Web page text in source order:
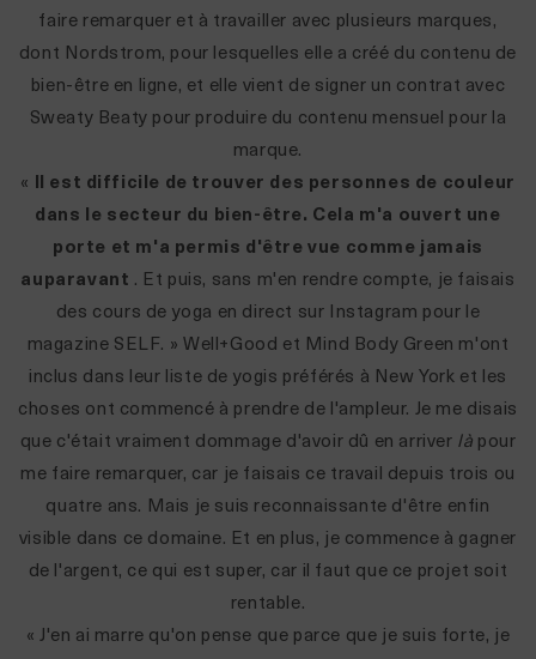
faire remarquer et à travailler avec plusieurs marques,
dont Nordstrom, pour lesquelles elle a créé du contenu de
bien-être en ligne, et elle vient de signer un contrat avec
Sweaty Beaty pour produire du contenu mensuel pour la
marque.
«
Il est difficile de trouver des personnes de couleur
dans le secteur du bien-être. Cela m'a ouvert une
porte et m'a permis d'être vue comme jamais
auparavant . Et puis, sans m'en rendre compte, je faisais
des cours de yoga en direct sur Instagram pour le
magazine SELF. » Well+Good et Mind Body Green m'ont
inclus dans leur liste de yogis préférés à New York et les
choses ont commencé à prendre de l'ampleur. Je me disais
que c'était vraiment dommage d'avoir dû en arriver là pour
me faire remarquer, car je faisais ce travail depuis trois ou
quatre ans. Mais je suis reconnaissante d'être enfin
visible dans ce domaine. Et en plus, je commence à gagner
de l'argent, ce qui est super, car il faut que ce projet soit
rentable.
« J'en ai marre qu'on pense que parce que je suis forte, je